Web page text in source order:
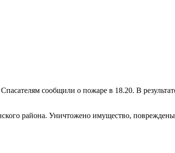
сообщили о пожаре в 18.20. В
района. Уничтожено имущество,